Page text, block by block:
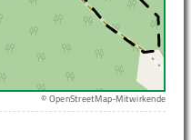
© OpenStreetMap-Mitwirkende